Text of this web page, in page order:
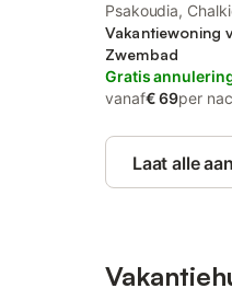
Psakoudia,
Vakantiewoning
Zwembad
Gratis
vanaf€ 69per
Laat alle